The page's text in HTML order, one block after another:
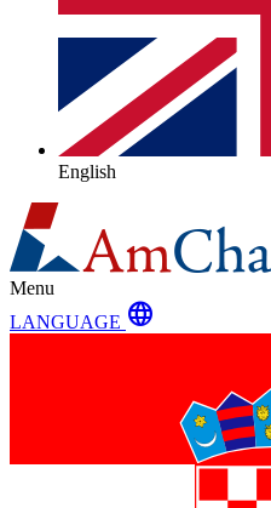
English
Menu
LANGUAGE language